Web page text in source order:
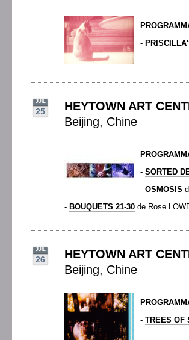
-
JUIL
25
HEYTOWN ART
Beijing, Chine
- SORTED
- OSMOSIS
- BOUQUETS 21-30 de Rose
JUIL
26
HEYTOWN ART
Beijing, Chine
- TREES OF